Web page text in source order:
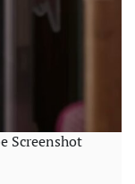
Screenshot